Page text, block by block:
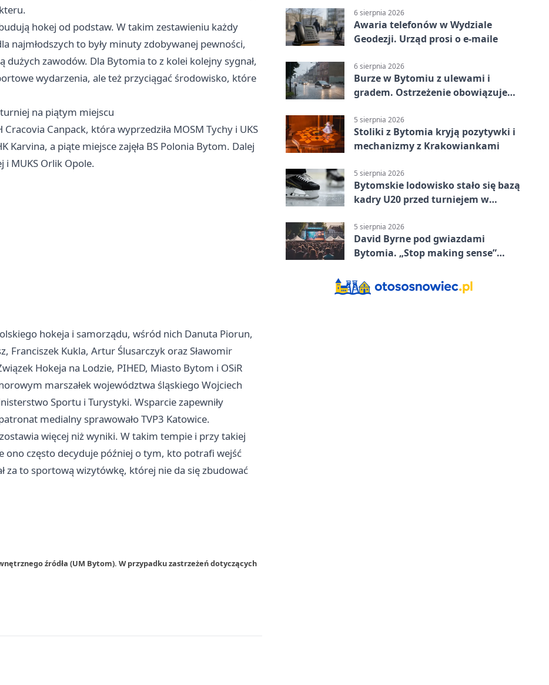
hokej od podstaw. W takim zestawieniu każdy
najmłodszych to były minuty zdobywanej pewności,
zawodów. Dla Bytomia to z kolei kolejny sygnał,
wydarzenia, ale też przyciągać środowisko, które
turniej na piątym miejscu
Canpack, która wyprzedziła MOSM Tychy i UKS
Karvina, a piąte miejsce zajęła BS Polonia Bytom. Dalej
i MUKS Orlik Opole.
hokeja i samorządu, wśród nich Danuta Piorun,
Franciszek Kukla, Artur Ślusarczyk oraz Sławomir
Hokeja na Lodzie, PIHED, Miasto Bytom i OSiR
marszałek województwa śląskiego Wojciech
Sportu i Turystyki. Wsparcie zapewniły
medialny sprawowało TVP3 Katowice.
więcej niż wyniki. W takim tempie i przy takiej
ono często decyduje później o tym, kto potrafi wejść
za to sportową wizytówkę, której nie da się zbudować
źródła (UM Bytom). W przypadku zastrzeżeń dotyczących
6 sierpnia 2026
Awaria telefonów w Wydziale
Geodezji. Urząd prosi o e-maile
6 sierpnia 2026
Burze w Bytomiu z ulewami i
gradem. Ostrzeżenie obowiązuje
5 sierpnia 2026
Stoliki z Bytomia kryją pozytywki i
mechanizmy z Krakowiankami
5 sierpnia 2026
Bytomskie lodowisko stało się bazą
kadry U20 przed turniejem w
5 sierpnia 2026
David Byrne pod gwiazdami
Bytomia. „Stop making sense”